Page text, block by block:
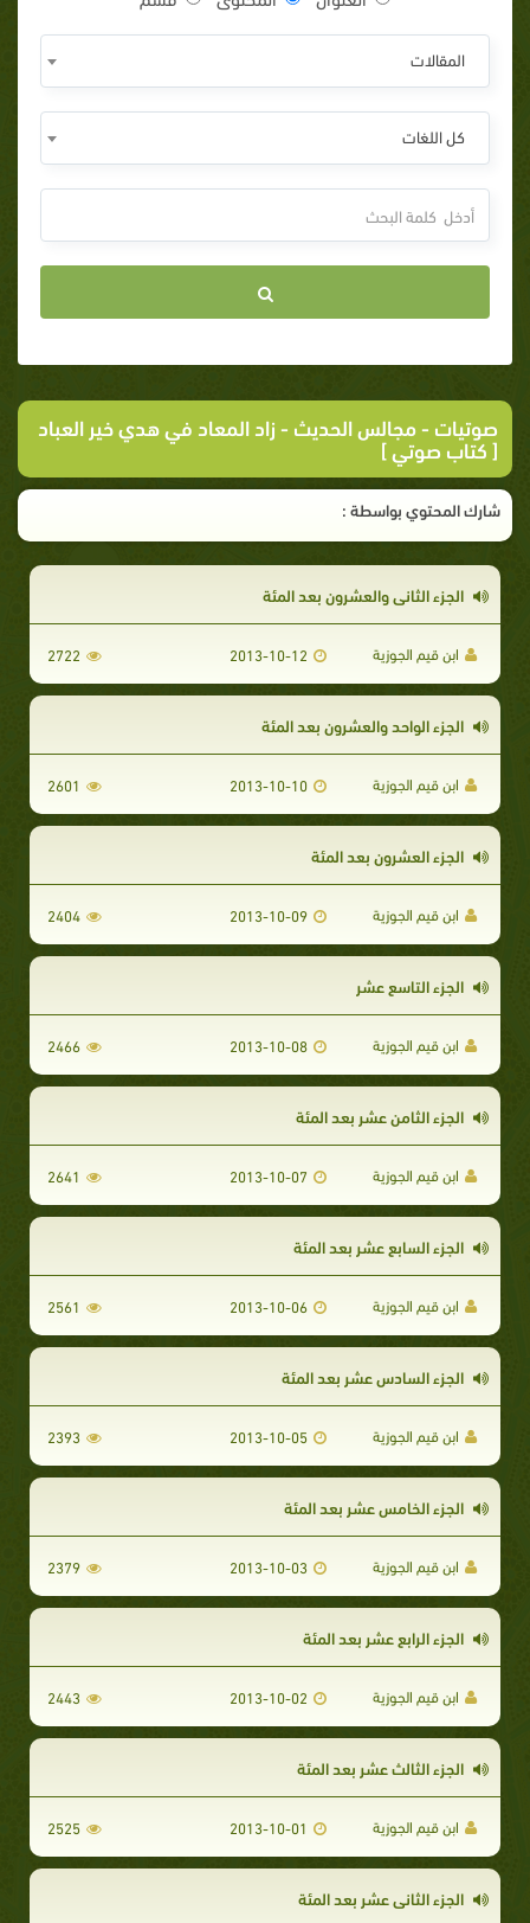
المقالات
كل اللغات
صوتيات -مجالس الحديث - زاد المعاد في هدي خير العباد
[ كتاب صوتي ]
شارك المحتوي بواسطة :
الجزء الثاني والعشرون بعد المئة
ابن قيم الجوزية 2013-10-12
2722
الجزء الواحد والعشرون بعد المئة
ابن قيم الجوزية 2013-10-10
2601
الجزء العشرون بعد المئة
ابن قيم الجوزية 2013-10-09
2404
الجزء التاسع عشر
ابن قيم الجوزية 2013-10-08
2466
الجزء الثامن عشر بعد المئة
ابن قيم الجوزية 2013-10-07
2641
الجزء السابع عشر بعد المئة
ابن قيم الجوزية 2013-10-06
2561
الجزء السادس عشر بعد المئة
ابن قيم الجوزية 2013-10-05
2393
الجزء الخامس عشر بعد المئة
ابن قيم الجوزية 2013-10-03
2379
الجزء الرابع عشر بعد المئة
ابن قيم الجوزية 2013-10-02
2443
الجزء الثالث عشر بعد المئة
ابن قيم الجوزية 2013-10-01
2525
الجزء الثاني عشر بعد المئة